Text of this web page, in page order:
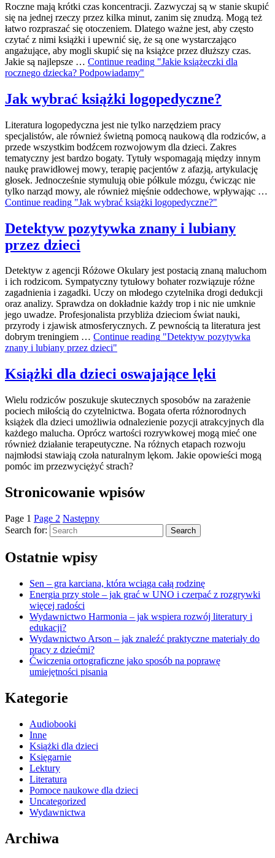
Roczne mają krótki czas koncentracji. Zazwyczaj są w stanie skupić
się na jednej rzeczy przez kilka minut, zanim się znudzą. Mogą też
łatwo rozpraszać się otoczeniem. Dlatego ważne jest, aby często
czytać z nimi książki i upewnić się, że są one wystarczająco
angażujące, aby mogli skupić się na książce przez dłuższy czas.
Jakie są najlepsze … Continue reading "Jakie książeczki dla
rocznego dziecka? Podpowiadamy"
Jak wybrać książki logopedyczne?
Literatura logopedyczna jest nie tylko narzędziem pracy
specjalistów, ale również świetną pomocą naukową dla rodziców, a
przede wszystkim bodźcem rozwojowym dla dzieci. Zakres
tematyczny jest bardzo bogaty. Tytuły wspomagają między innym
naukę prawidłowej mowy, terapię pacjentów z afazją, artykulację
głosek. Jednocześnie stymulują obie półkule mózgu, ćwicząc nie
tylko narząd mowy, ale również mięśnie oddechowe, wpływając …
Continue reading "Jak wybrać książki logopedyczne?"
Detektyw pozytywka znany i lubiany
przez dzieci
Detektyw z agencji Różowe Okulary jest postacią znaną maluchom
i ich rodzicom. Sympatyczny tytułowy bohater rozwiązuje różne
zagadnienia i zagadki. Uczy on młodego czytelnika drogi dedukcji
oraz analizy. Sprawdza on dokładnie każdy trop i nic nie umknie
jego uwadze. Profesjonalista przybliża dzieciom świat nauki,
przyrody i zjawisk atmosferycznych. Z pewnością ta literatura jest
dobrym treningiem … Continue reading "Detektyw pozytywka
znany i lubiany przez dzieci"
Książki dla dzieci oswajające lęki
Wielu rodziców poszukuje skutecznych sposobów na zarażenie
pociech miłością do czytelnictwa. Bogata oferta różnorodnych
książek dla dzieci umożliwia odnalezienie pozycji atrakcyjnych dla
każdego malucha. Oprócz wartości rozrywkowej mogą mieć one
również działanie terapeutyczne. Na różnych etapach rozwoju
najmłodsi stawiają czoła naturalnym lękom. Jakie opowieści mogą
pomóc im przezwyciężyć strach?
Stronicowanie wpisów
Page 1 Page 2 Następny
Search for:
Search
Ostatnie wpisy
Sen – gra karciana, która wciąga całą rodzinę
Energia przy stole – jak grać w UNO i czerpać z rozgrywki
więcej radości
Wydawnictwo Harmonia – jak wspiera rozwój literatury i
edukacji?
Wydawnictwo Arson – jak znaleźć praktyczne materiały do
pracy z dziećmi?
Ćwiczenia ortograficzne jako sposób na poprawę
umiejętności pisania
Kategorie
Audiobooki
Inne
Książki dla dzieci
Księgarnie
Lektury
Literatura
Pomoce naukowe dla dzieci
Uncategorized
Wydawnictwa
Archiwa